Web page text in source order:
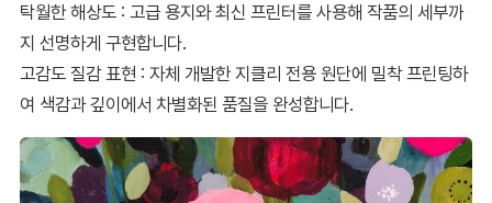
탁월한 해상도 : 고급 용지와 최신 프린터를 사용해 작품의 세부까
지 선명하게 구현합니다.
고감도 질감 표현 : 자체 개발한 지클리 전용 원단에 밀착 프린팅하
여 색감과 깊이에서 차별화된 품질을 완성합니다.